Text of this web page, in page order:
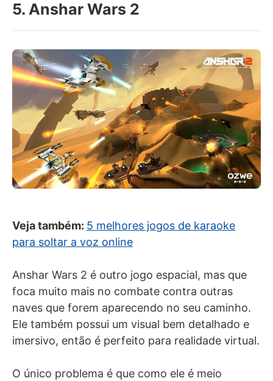
5. Anshar Wars 2
Veja também: 5 melhores jogos de karaoke
para soltar a voz online
Anshar Wars 2 é outro jogo espacial, mas que
foca muito mais no combate contra outras
naves que forem aparecendo no seu caminho.
Ele também possui um visual bem detalhado e
imersivo, então é perfeito para realidade virtual.
O único problema é que como ele é meio